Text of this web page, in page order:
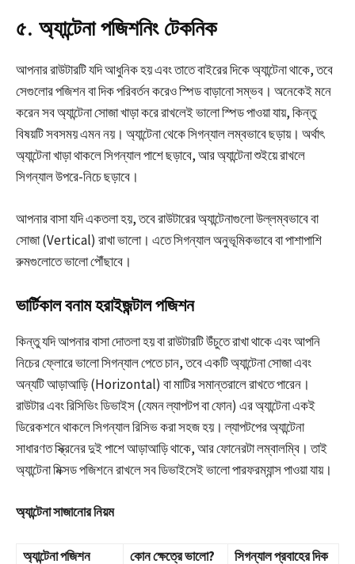
৫. অ্যান্টেনা পজিশনিং টেকনিক
আপনার রাউটারটি যদি আধুনিক হয় এবং তাতে বাইরের দিকে অ্যান্টেনা থাকে, তবে
সেগুলোর পজিশন বা দিক পরিবর্তন করেও স্পিড বাড়ানো সম্ভব। অনেকেই মনে
করেন সব অ্যান্টেনা সোজা খাড়া করে রাখলেই ভালো স্পিড পাওয়া যায়, কিন্তু
বিষয়টি সবসময় এমন নয়। অ্যান্টেনা থেকে সিগন্যাল লম্বভাবে ছড়ায়। অর্থাৎ
অ্যান্টেনা খাড়া থাকলে সিগন্যাল পাশে ছড়াবে, আর অ্যান্টেনা শুইয়ে রাখলে
সিগন্যাল উপরে-নিচে ছড়াবে।
আপনার বাসা যদি একতলা হয়, তবে রাউটারের অ্যান্টেনাগুলো উল্লম্বভাবে বা
সোজা (Vertical) রাখা ভালো। এতে সিগন্যাল অনুভূমিকভাবে বা পাশাপাশি
রুমগুলোতে ভালো পৌঁছাবে।
ভার্টিকাল বনাম হরাইজন্টাল পজিশন
কিন্তু যদি আপনার বাসা দোতলা হয় বা রাউটারটি উঁচুতে রাখা থাকে এবং আপনি
নিচের ফ্লোরে ভালো সিগন্যাল পেতে চান, তবে একটি অ্যান্টেনা সোজা এবং
অন্যটি আড়াআড়ি (Horizontal) বা মাটির সমান্তরালে রাখতে পারেন।
রাউটার এবং রিসিভিং ডিভাইস (যেমন ল্যাপটপ বা ফোন) এর অ্যান্টেনা একই
ডিরেকশনে থাকলে সিগন্যাল রিসিভ করা সহজ হয়। ল্যাপটপের অ্যান্টেনা
সাধারণত স্ক্রিনের দুই পাশে আড়াআড়ি থাকে, আর ফোনেরটা লম্বালম্বি। তাই
অ্যান্টেনা মিক্সড পজিশনে রাখলে সব ডিভাইসেই ভালো পারফরম্যান্স পাওয়া যায়।
অ্যান্টেনা সাজানোর নিয়ম
অ্যান্টেনা পজিশন কোন ক্ষেত্রে ভালো? সিগন্যাল প্রবাহের দিক